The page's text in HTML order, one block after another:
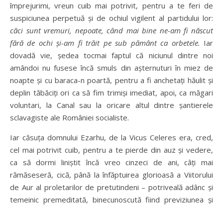
împrejurimi, vreun cuib mai potrivit, pentru a te feri de
suspiciunea perpetuă şi de ochiul vigilent al partidului lor:
căci sunt vremuri, nepoate, când mai bine ne-am fi născut
fără de ochi şi-am fi trăit pe sub pământ ca orbetele. Iar
dovadă vie, şedea tocmai faptul că niciunul dintre noi
amândoi nu fusese încă smuls din aşternuturi în miez de
noapte şi cu baraca-n poartă, pentru a fi anchetaţi hăulit şi
deplin tăbăciţi ori ca să fim trimişi imediat, apoi, ca măgari
voluntari, la Canal sau la oricare altul dintre şantierele
sclavagiste ale României socialiste.
Iar căsuţa domnului Ezarhu, de la Vicus Celeres era, cred,
cel mai potrivit cuib, pentru a te pierde din auz şi vedere,
ca să dormi liniştit încă vreo cinzeci de ani, câţi mai
rămăseseră, cică, până la înfăptuirea glorioasă a Viitorului
de Aur al proletarilor de pretutindeni – potriveală adânc şi
temeinic premeditată, binecunoscută fiind previziunea şi